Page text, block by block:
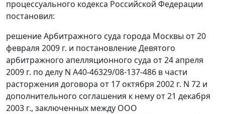
процессуального кодекса Российской Федерации
постановил:
решение Арбитражного суда города Москвы от 20
февраля 2009 г. и постановлениеДевятого
арбитражного апелляционного суда от 24 апреля
2009 г. по делу N А40-46329/08-137-486 в части
расторжения договора от 17 октября 2002 г. N 72 и
дополнительного соглашения к нему от 21 декабря
2003 г., заключенных между ООО